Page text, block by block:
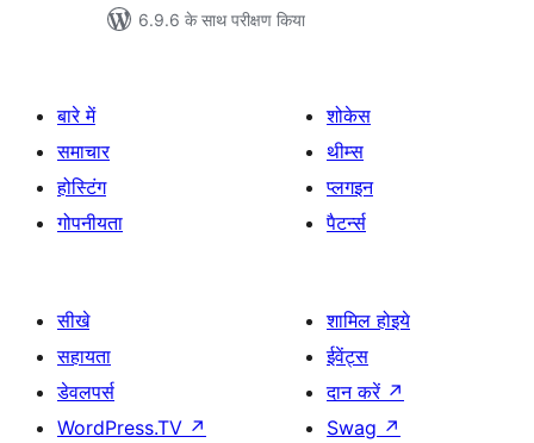
6.9.6 के साथ परीक्षण किया
बारे में
समाचार
होस्टिंग
गोपनीयता
शोकेस
थीम्स
प्लगइन
पैटर्न्स
सीखे
सहायता
डेवलपर्स
WordPress.TV ↗
शामिल होइये
ईवेंट्स
दान करें ↗
Swag ↗